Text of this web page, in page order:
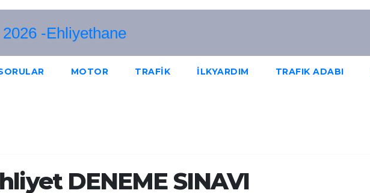
MOTOR TRAFİK İLKYARDIM TRAFIK ADABI
DENEME SINAVI